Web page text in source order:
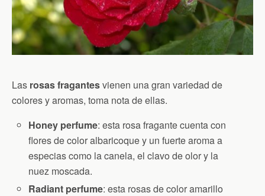
Las rosas fragantesvienen una gran variedad de
colores y aromas, toma nota de ellas.
Honey perfume: esta rosa fragante cuenta con
flores de color albaricoque y un fuerte aroma a
especias como la canela, el clavo de olor y la
nuez moscada.
Radiant perfume: esta rosas de color amarillo